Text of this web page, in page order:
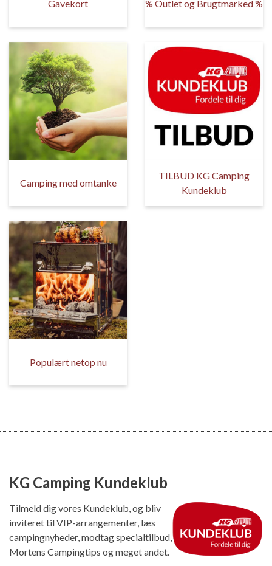
Gavekort % Outlet og Brugtmarked %
Camping med omtanke
TILBUD KG Camping
Kundeklub
Populært netop nu
KG Camping Kundeklub
Tilmeld dig vores Kundeklub, og bliv
inviteret til VIP-arrangementer, læs
campingnyheder, modtag specialtilbud,
Mortens Campingtips og meget andet.